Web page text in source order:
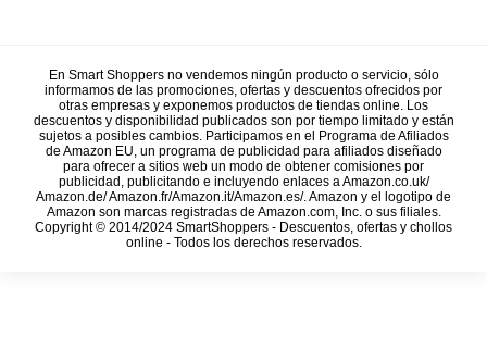
En Smart Shoppers no vendemos ningún producto o servicio, sólo
informamos de las promociones, ofertas y descuentos ofrecidos por
otras empresas y exponemos productos de tiendas online. Los
descuentos y disponibilidad publicados son por tiempo limitado y están
sujetos a posibles cambios. Participamos en el Programa de Afiliados
de Amazon EU, un programa de publicidad para afiliados diseñado
para ofrecer a sitios web un modo de obtener comisiones por
publicidad, publicitando e incluyendo enlaces a Amazon.co.uk/
Amazon.de/ Amazon.fr/Amazon.it/Amazon.es/. Amazon y el logotipo de
Amazon son marcas registradas de Amazon.com, Inc. o sus filiales.
Copyright © 2014/2024 SmartShoppers - Descuentos, ofertas y chollos
online - Todos los derechos reservados.